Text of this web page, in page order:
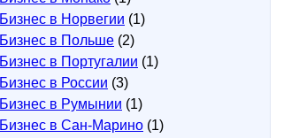
Бизнес в Норвегии (1)
Бизнес в Польше (2)
Бизнес в Португалии (1)
Бизнес в России (3)
Бизнес в Румынии (1)
Бизнес в Сан-Марино (1)